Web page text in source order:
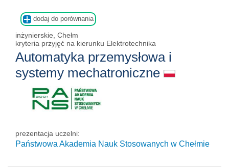
dodaj do porównania
inżynierskie, Chełm
kryteria przyjęć na kierunku Elektrotechnika
Automatyka przemysłowa i
systemy mechatroniczne
prezentacja uczelni:
Państwowa Akademia Nauk Stosowanych w Chełmie